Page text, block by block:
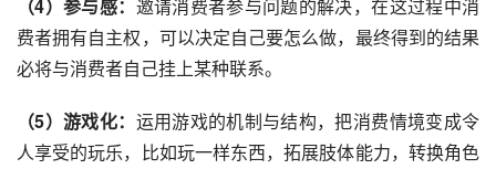
（4）参与感： 邀请消费者参与问题的解决，在这过程中消
费者拥有自主权，可以决定自己要怎么做，最终得到的结果
必将与消费者自己挂上某种联系。
（5）游戏化： 运用游戏的机制与结构，把消费情境变成令
人享受的玩乐，比如玩一样东西，拓展肢体能力，转换角色